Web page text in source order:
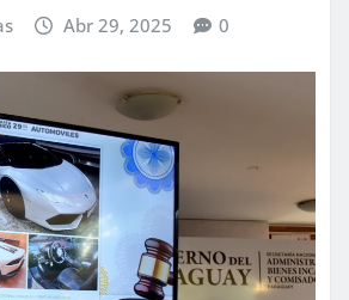
Abr 29, 2025 0